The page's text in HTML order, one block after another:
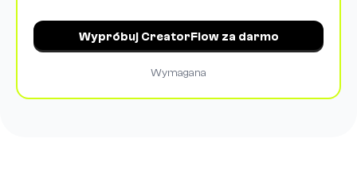
Wypróbuj CreatorFlow za darmo
Wymagana